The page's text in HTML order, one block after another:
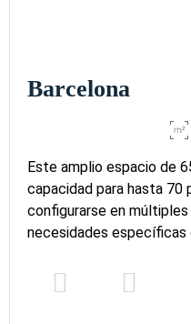
Barcelona
Este amplio espacio de
capacidad para hasta 70
configurarse en
necesidades específicas